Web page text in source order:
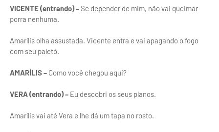
VICENTE (entrando) – Se depender de mim, não vai queimar
porra nenhuma.
Amarílis olha assustada. Vicente entra e vai apagando o fogo
com seu paletó.
AMARÍLIS – Como você chegou aqui?
VERA (entrando) – Eu descobri os seus planos.
Amarílis vai até Vera e lhe dá um tapa no rosto.